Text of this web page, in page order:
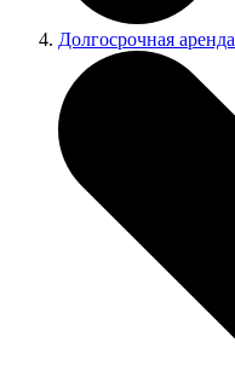
Долгосрочная аренда